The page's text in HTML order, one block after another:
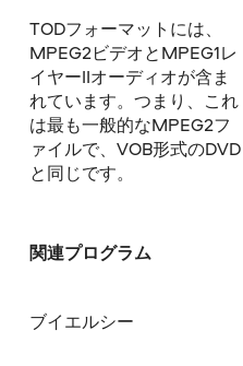
TODフォーマットには、
MPEG2ビデオとMPEG1レ
イヤーIIオーディオが含ま
れています。つまり、これ
は最も一般的なMPEG2フ
ァイルで、VOB形式のDVD
と同じです。
関連プログラム
ブイエルシー